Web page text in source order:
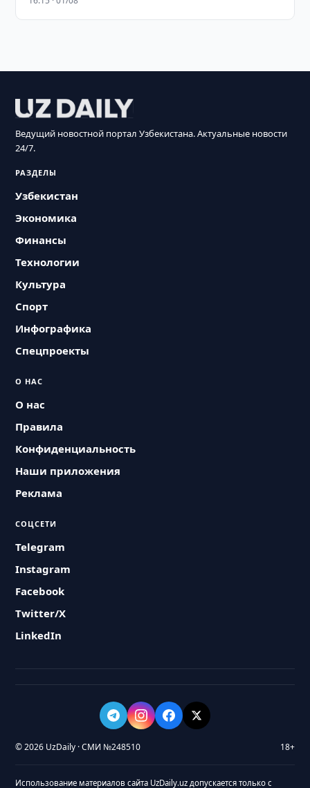
Ведущий новостной портал Узбекистана. Актуальные новости
24/7.
РАЗДЕЛЫ
Узбекистан
Экономика
Финансы
Технологии
Культура
Спорт
Инфографика
Спецпроекты
О НАС
О нас
Правила
Конфиденциальность
Наши приложения
Реклама
СОЦСЕТИ
Telegram
Instagram
Facebook
Twitter/X
LinkedIn
© 2026 UzDaily · СМИ №248510 18+
Использование материалов сайта UzDaily.uz допускается только с